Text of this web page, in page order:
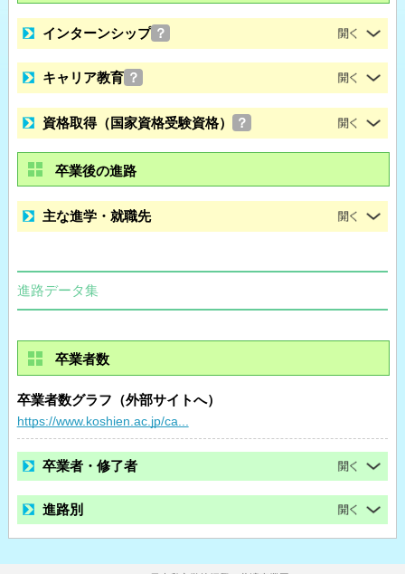
インターンシップ ？
キャリア教育 ？
資格取得（国家資格受験資格） ？
卒業後の進路
主な進学・就職先
進路データ集
卒業者数
卒業者数グラフ（外部サイトへ）
https://www.koshien.ac.jp/ca...
卒業者・修了者
進路別